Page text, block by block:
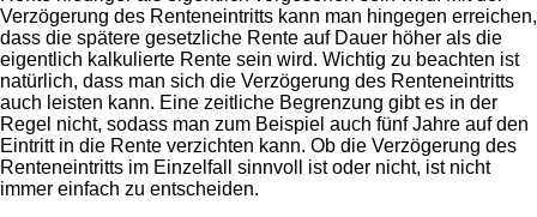
Verzögerung des Renteneintritts kann man hingegen erreichen,
dass die spätere gesetzliche Rente auf Dauer höher als die
eigentlich kalkulierte Rente sein wird. Wichtig zu beachten ist
natürlich, dass man sich die Verzögerung des Renteneintritts
auch leisten kann. Eine zeitliche Begrenzung gibt es in der
Regel nicht, sodass man zum Beispiel auch fünf Jahre auf den
Eintritt in die Rente verzichten kann. Ob die Verzögerung des
Renteneintritts im Einzelfall sinnvoll ist oder nicht, ist nicht
immer einfach zu entscheiden.